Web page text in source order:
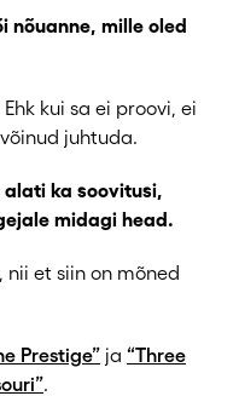
nõuanne, mille oled
kui sa ei proovi, ei
juhtuda.
alati ka soovitusi,
midagi head.
et siin on mõned
Prestige” ja “Three
.